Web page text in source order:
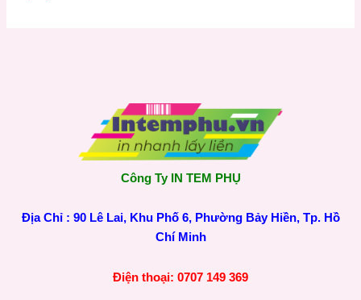
Công Ty IN TEM PHỤ
Địa Chỉ : 90 Lê Lai, Khu Phố 6, Phường Bảy Hiền, Tp. Hồ
Chí Minh
Điện thoại: 0707 149 369